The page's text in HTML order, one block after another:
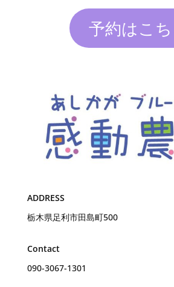
予約はこ
ADDRESS
栃木県足利市田島町500
Contact
090-3067-1301